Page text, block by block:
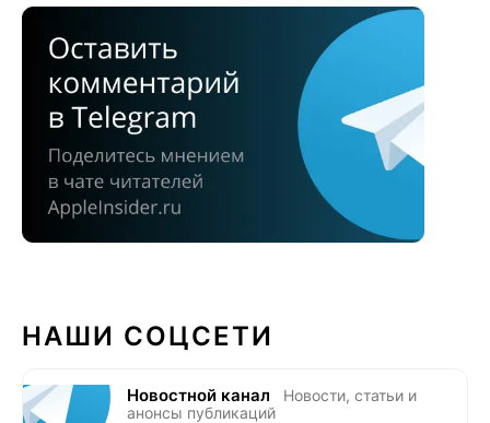
НАШИ СОЦСЕТИ
Новостной канал
Новости, статьи и
анонсы публикаций